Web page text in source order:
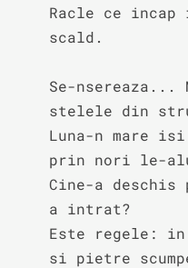
Racle ce incap
scald.
Se-
stelele din
Luna-n mare
prin nori le-
Cine-a deschis
a intrat?
Este regele:
si pietre